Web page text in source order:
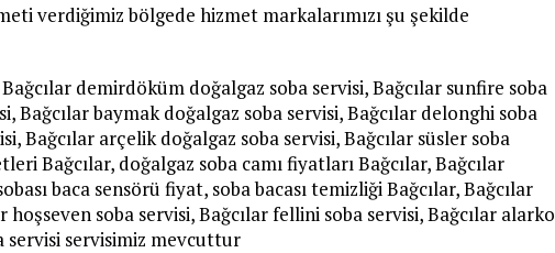
verdiğimiz bölgede hizmet markalarımızı şu şekilde
demirdöküm doğalgaz soba servisi, Bağcılar sunfire soba
Bağcılar baymak doğalgaz soba servisi, Bağcılar delonghi soba
Bağcılar arçelik doğalgaz soba servisi, Bağcılar süsler soba
Bağcılar, doğalgaz soba camı fiyatları Bağcılar, Bağcılar
baca sensörü fiyat, soba bacası temizliği Bağcılar, Bağcılar
hoşseven soba servisi, Bağcılar fellini soba servisi, Bağcılar alarko
servisi servisimiz mevcuttur